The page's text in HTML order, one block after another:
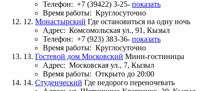
Телефон: +7 (39422) 3-25- показать
Время работы: Круглосуточно
12. Монастырский Где остановиться на одну ночь
Адрес: Комсомольская ул., 91, Кызыл
Телефон: +7 (923) 383-36- показать
Время работы: Круглосуточно
13. Гостевой дом Московский Мини-гостиницы
Адрес: Московская ул., 7, Кызыл
Время работы: Открыто до 20:00
14. Студенческий Где недорого переночевать